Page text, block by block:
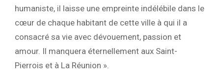
humaniste, il laisse une empreinte indélébile dans le
cœur de chaque habitant de cette ville à qui il a
consacré sa vie avec dévouement, passion et
amour. Il manquera éternellement aux Saint-
Pierrois et à La Réunion ».